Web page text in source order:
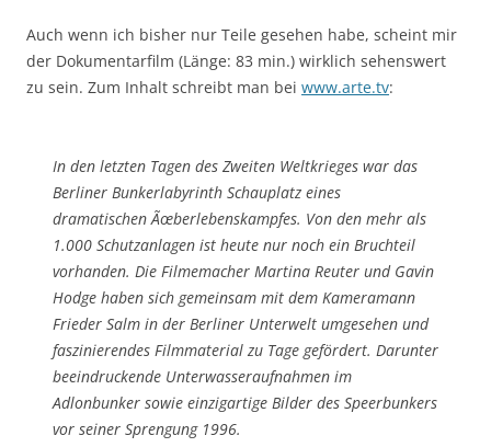
Auch wenn ich bisher nur Teile gesehen habe, scheint mir
der Dokumentarfilm (Länge: 83 min.) wirklich sehenswert
zu sein. Zum Inhalt schreibt man bei www.arte.tv:
In den letzten Tagen des Zweiten Weltkrieges war das
Berliner Bunkerlabyrinth Schauplatz eines
dramatischen Ãœberlebenskampfes. Von den mehr als
1.000 Schutzanlagen ist heute nur noch ein Bruchteil
vorhanden. Die Filmemacher Martina Reuter und Gavin
Hodge haben sich gemeinsam mit dem Kameramann
Frieder Salm in der Berliner Unterwelt umgesehen und
faszinierendes Filmmaterial zu Tage gefördert. Darunter
beeindruckende Unterwasseraufnahmen im
Adlonbunker sowie einzigartige Bilder des Speerbunkers
vor seiner Sprengung 1996.